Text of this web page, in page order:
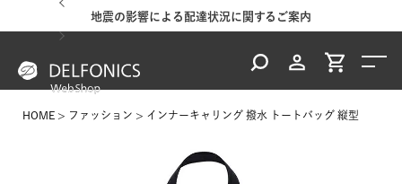
地震の影響による配達状況に関するご案内
HOME ファッション インナーキャリング 撥水 トートバッグ 縦型